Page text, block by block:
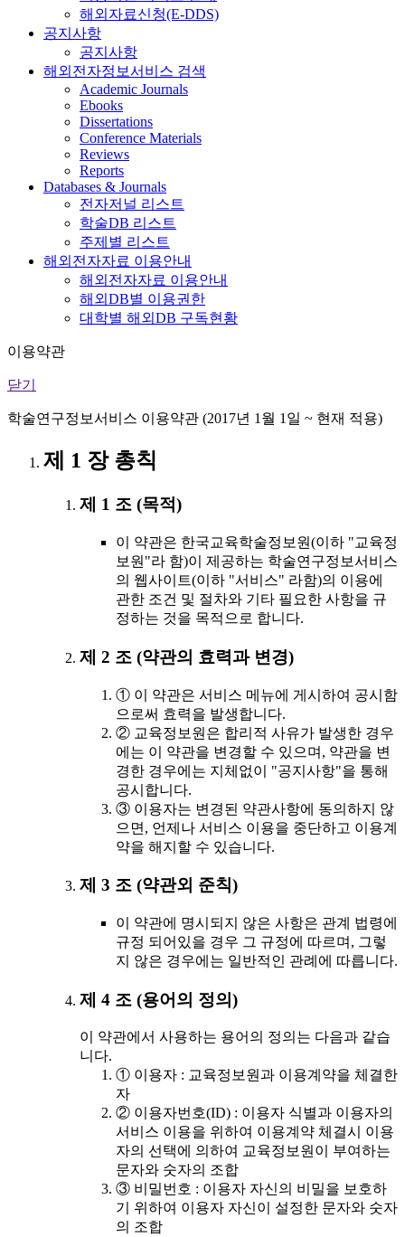
해외자료신청(E-DDS)
공지사항
공지사항
해외전자정보서비스 검색
Academic Journals
Ebooks
Dissertations
Conference Materials
Reviews
Reports
Databases & Journals
전자저널 리스트
학술DB 리스트
주제별 리스트
해외전자자료 이용안내
해외전자자료 이용안내
해외DB별 이용권한
대학별 해외DB 구독현황
이용약관
닫기
학술연구정보서비스 이용약관 (2017년 1월 1일 ~ 현재 적용)
제 1 장 총칙
제 1 조 (목적)
이 약관은 한국교육학술정보원(이하 "교육정
보원"라 함)이 제공하는 학술연구정보서비스
의 웹사이트(이하 "서비스" 라함)의 이용에
관한 조건 및 절차와 기타 필요한 사항을 규
정하는 것을 목적으로 합니다.
제 2 조 (약관의 효력과 변경)
① 이 약관은 서비스 메뉴에 게시하여 공시함
으로써 효력을 발생합니다.
② 교육정보원은 합리적 사유가 발생한 경우
에는 이 약관을 변경할 수 있으며, 약관을 변
경한 경우에는 지체없이 "공지사항"을 통해
공시합니다.
③ 이용자는 변경된 약관사항에 동의하지 않
으면, 언제나 서비스 이용을 중단하고 이용계
약을 해지할 수 있습니다.
제 3 조 (약관외 준칙)
이 약관에 명시되지 않은 사항은 관계 법령에
규정 되어있을 경우 그 규정에 따르며, 그렇
지 않은 경우에는 일반적인 관례에 따릅니다.
제 4 조 (용어의 정의)
이 약관에서 사용하는 용어의 정의는 다음과 같습
니다.
① 이용자 : 교육정보원과 이용계약을 체결한
자
② 이용자번호(ID) : 이용자 식별과 이용자의
서비스 이용을 위하여 이용계약 체결시 이용
자의 선택에 의하여 교육정보원이 부여하는
문자와 숫자의 조합
③ 비밀번호 : 이용자 자신의 비밀을 보호하
기 위하여 이용자 자신이 설정한 문자와 숫자
의 조합